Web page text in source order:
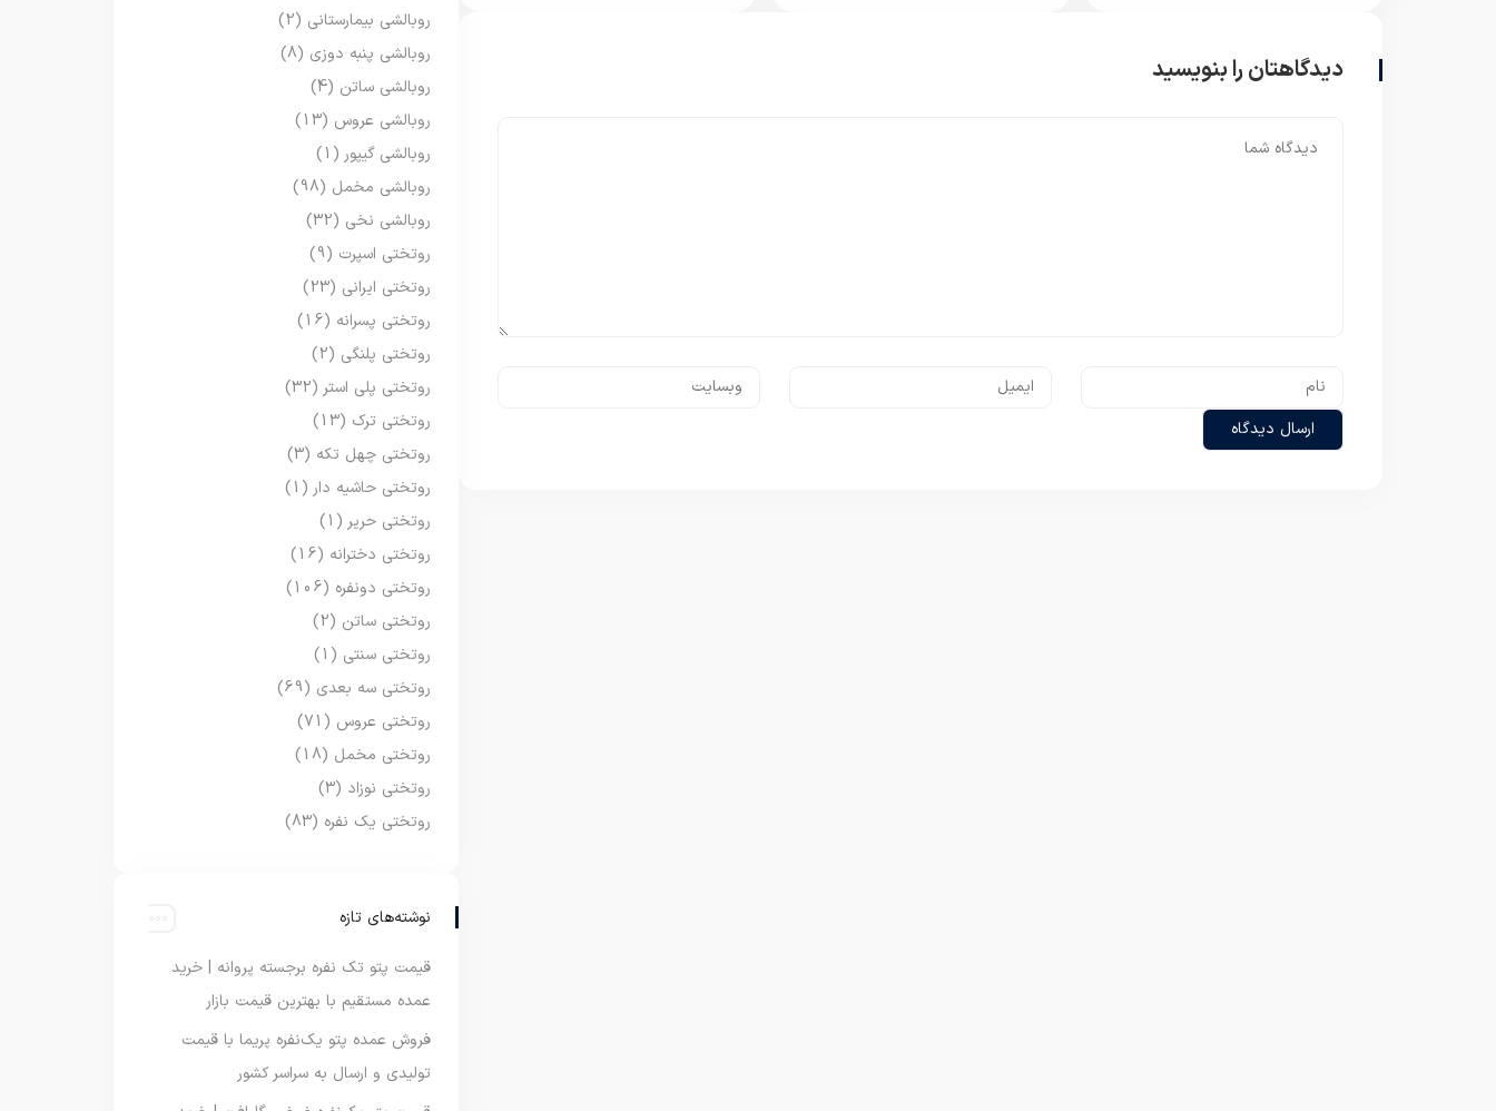
دیدگاهتان را بنویسید
روبالشی بیمارستانی (2)
روبالشی پنبه دوزی (8)
روبالشی ساتن (4)
روبالشی عروس (13)
روبالشی گیپور (1)
روبالشی مخمل (98)
روبالشی نخی (32)
روتختی اسپرت (9)
روتختی ایرانی (23)
روتختی پسرانه (16)
روتختی پلنگی (2)
روتختی پلی استر (32)
روتختی ترک (13)
روتختی چهل تکه (3)
روتختی حاشیه دار (1)
روتختی حریر (1)
روتختی دخترانه (16)
روتختی دونفره (106)
روتختی ساتن (2)
روتختی سنتی (1)
روتختی سه بعدی (69)
روتختی عروس (71)
روتختی مخمل (18)
روتختی نوزاد (3)
روتختی یک نفره (83)
نوشته‌های تازه
قیمت پتو تک نفره برجسته پروانه | خرید
عمده مستقیم با بهترین قیمت بازار
فروش عمده پتو یک‌نفره پریما با قیمت
تولیدی و ارسال به سراسر کشور